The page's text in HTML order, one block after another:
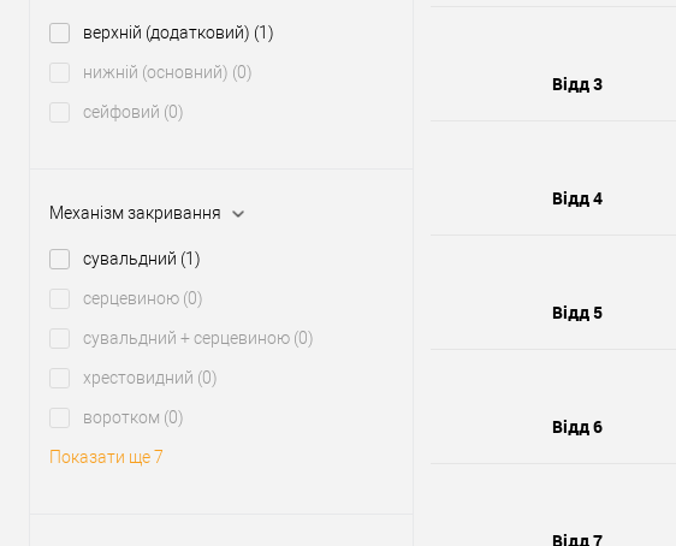
верхній (додатковий) (1)
нижній (основний) (0)
сейфовий (0)
Механізм закривання
сувальдний (1)
серцевиною (0)
сувальдний + серцевиною (0)
хрестовидний (0)
воротком (0)
Показати ще 7
Відд 3
Відд 4
Відд 5
Відд 6
Відд 7